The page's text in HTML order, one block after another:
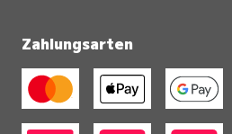
Zahlungsarten